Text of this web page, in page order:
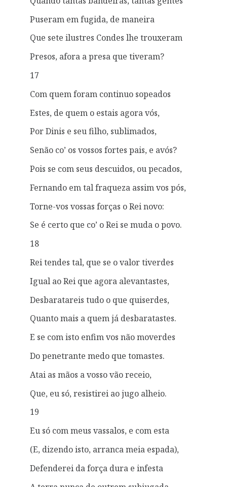
Puseram em fugida, de maneira
Que sete ilustres Condes lhe trouxeram
Presos, afora a presa que tiveram?
17
Com quem foram continuo sopeados
Estes, de quem o estais agora vós,
Por Dinis e seu filho, sublimados,
Senão co’ os vossos fortes pais, e avós?
Pois se com seus descuidos, ou pecados,
Fernando em tal fraqueza assim vos pós,
Torne-vos vossas forças o Rei novo:
Se é certo que co’ o Rei se muda o povo.
18
Rei tendes tal, que se o valor tiverdes
Igual ao Rei que agora alevantastes,
Desbaratareis tudo o que quiserdes,
Quanto mais a quem já desbaratastes.
E se com isto enfim vos não moverdes
Do penetrante medo que tomastes.
Atai as mãos a vosso vão receio,
Que, eu só, resistirei ao jugo alheio.
19
Eu só com meus vassalos, e com esta
(E, dizendo isto, arranca meia espada),
Defenderei da força dura e infesta